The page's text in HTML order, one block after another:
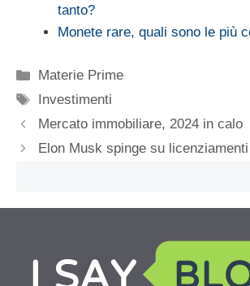
tanto?
Monete rare, quali sono le più
Categorie
Materie Prime
Tag
Investimenti
Mercato immobiliare, 2024 in calo
Elon Musk spinge su